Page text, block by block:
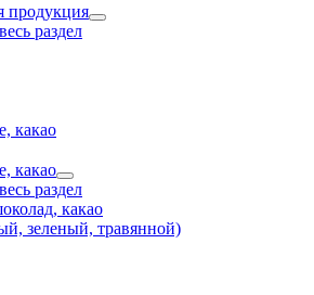
продукция
раздел
какао
какао
раздел
какао
зеленый, травянной)